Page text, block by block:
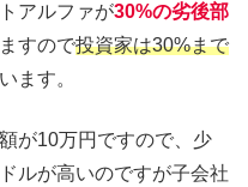
アルファが30%の劣後部
すので投資家は30%まで
ます。
が10万円ですので、少
ルが高いのですが子会社